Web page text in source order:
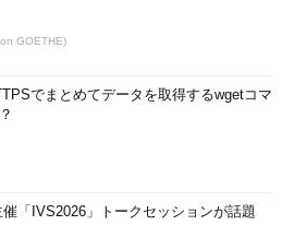
GOETHE)
でまとめてデータを取得するwgetコマ
催「IVS2026」トークセッションが話題